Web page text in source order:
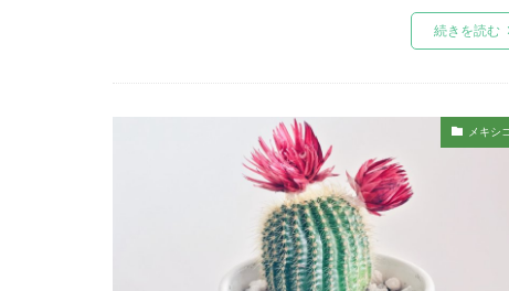
続きを読む
メキシコ